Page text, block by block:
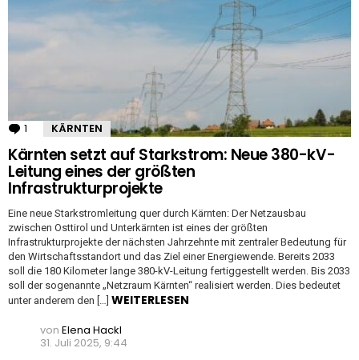
1 Kommentar
KÄRNTEN
Kärnten setzt auf Starkstrom: Neue 380-kV-
Leitung eines der größten
Infrastrukturprojekte
Eine neue Starkstromleitung quer durch Kärnten: Der Netzausbau
zwischen Osttirol und Unterkärnten ist eines der größten
Infrastrukturprojekte der nächsten Jahrzehnte mit zentraler Bedeutung für
den Wirtschaftsstandort und das Ziel einer Energiewende. Bereits 2033
soll die 180 Kilometer lange 380-kV-Leitung fertiggestellt werden. Bis 2033
soll der sogenannte „Netzraum Kärnten“ realisiert werden. Dies bedeutet
unter anderem den […] WEITERLESEN
von Elena Hackl
31. Juli 2025, 9:44